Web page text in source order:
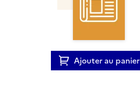
Ajouter au panier